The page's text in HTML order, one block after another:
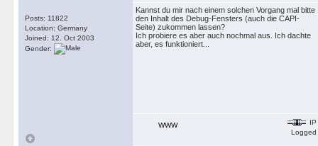
Posts: 11822
Location: Germany
Joined: 12. Oct 2003
Gender:
Kannst du mir nach einem solchen Vorgang mal bitte
den Inhalt des Debug-Fensters (auch die CAPI-
Seite) zukommen lassen?
Ich probiere es aber auch nochmal aus. Ich dachte
aber, es funktioniert...
WWW
IP
Logged